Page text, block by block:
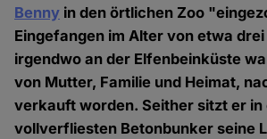
Benny in den örtlichen Zoo
Eingefangen im Alter von etwa
irgendwo an der Elfenbeinküste
von Mutter, Familie und Heimat,
verkauft worden. Seither sitzt er in
vollverfliesten Betonbunker seine